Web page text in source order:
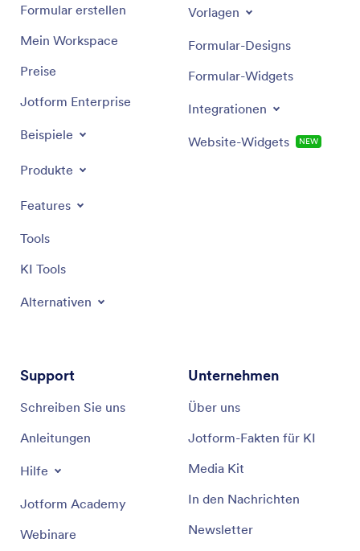
Formular erstellen
Mein Workspace
Preise
Jotform Enterprise
Beispiele
Produkte
Features
Tools
KI Tools
Alternativen
Vorlagen
Formular-Designs
Formular-Widgets
Integrationen
Website-Widgets NEW
Support
Schreiben Sie uns
Anleitungen
Hilfe
Jotform Academy
Webinare
Unternehmen
Über uns
Jotform-Fakten für KI
Media Kit
In den Nachrichten
Newsletter